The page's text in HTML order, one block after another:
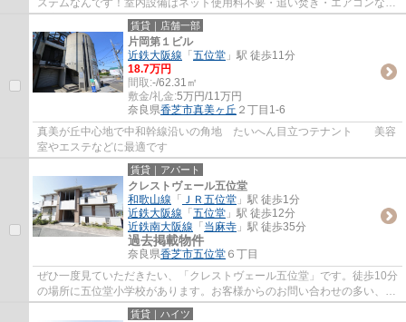
ステムなんです！室内設備はネット使用料不要・追い焚き・エアコンなど
充実した設備を備え付けています！こちらの...
賃貸｜店舗一部
片岡第１ビル
近鉄大阪線 「 五位堂 」駅 徒歩11分
18.7万円
間取:-/62.31㎡
敷金/礼金:5万円/11万円
奈良県香芝市真美ヶ丘 ２丁目1-6
真美が丘中心地で中和幹線沿いの角地 たいへん目立つテナント 美容
室やエステなどに最適です
賃貸｜アパート
クレストヴェール五位堂
和歌山線 「 ＪＲ五位堂 」駅 徒歩1分
近鉄大阪線 「 五位堂 」駅 徒歩12分
近鉄南大阪線 「 当麻寺 」駅 徒歩35分
過去掲載物件
奈良県香芝市五位堂 ６丁目
ぜひ一度見ていただきたい、「クレストヴェール五位堂」です。徒歩10分
の場所に五位堂小学校があります。お客様からのお問い合わせの多い、敷
地内ごみ置き場があります。こちらの物件...
賃貸｜ハイツ